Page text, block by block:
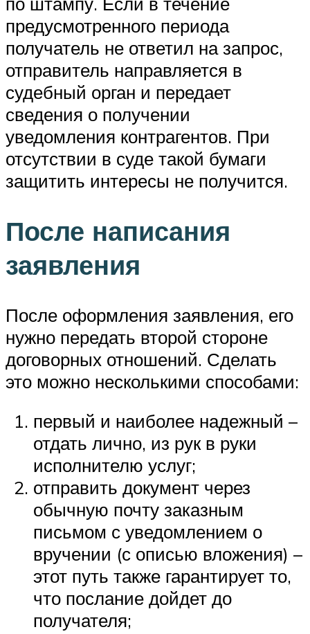
предусмотренного периода
получатель не ответил на запрос,
отправитель направляется в
судебный орган и передает
сведения о получении
уведомления контрагентов. При
отсутствии в суде такой бумаги
защитить интересы не получится.
После написания
заявления
После оформления заявления, его
нужно передать второй стороне
договорных отношений. Сделать
это можно несколькими способами:
первый и наиболее надежный –
отдать лично, из рук в руки
исполнителю услуг;
отправить документ через
обычную почту заказным
письмом с уведомлением о
вручении (с описью вложения) –
этот путь также гарантирует то,
что послание дойдет до
получателя;